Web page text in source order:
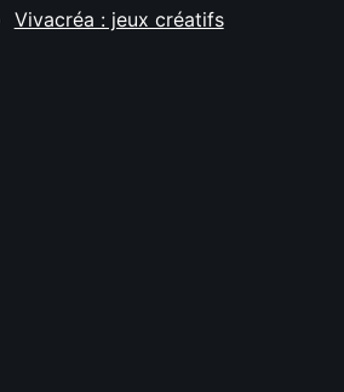
Vivacréa : jeux créatifs